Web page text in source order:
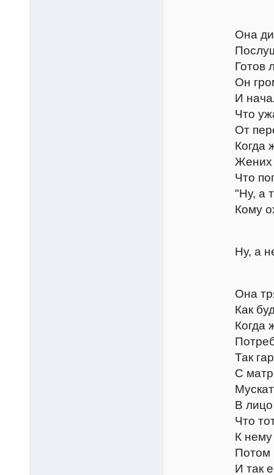
Она дитя,
Послушайте!
Готов ли
Он громко
И начал так
Что
От перепугу
Когда ж
Жених ему
Что поп
"Ну, а теперь
Кому охота,
Ну, а
Она
Как будто
Когда же
Потребовал
Так гаркнул,
С матросами
Мускат весь
В лицо
Что тот
К нему
Потом
И так ее он